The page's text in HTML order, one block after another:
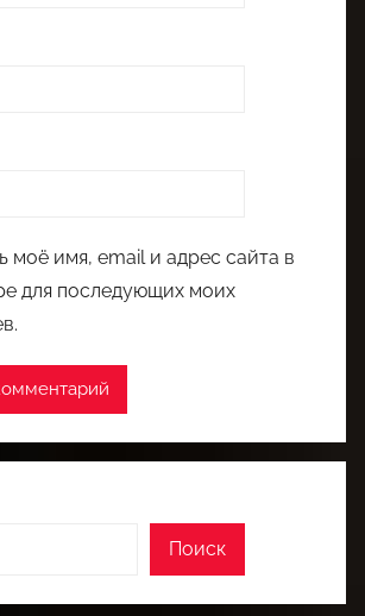
моё имя, email и адрес сайта в
для последующих моих
Поиск